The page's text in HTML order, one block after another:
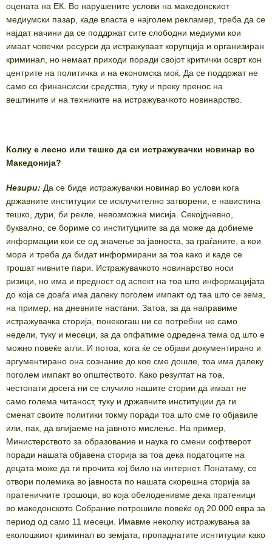
оцената на ЕК. Во нарушените услови на македонскиот
медиумски пазар, каде власта е најголем рекламер, треба да се
најдат начини да се поддржат сите слободни медиуми кои
имаат човечки ресурси да истражуваат корупција и организиран
криминал, но немаат приходи поради својот критички осврт кон
центрите на политичка и на економска моќ. Да се поддржат не
само со финансиски средства, туку и преку пренос на
вештините и на техниките на истражувачкото новинарство.
Колку е лесно или тешко да си истражувачки новинар во
Македонија?
Незири: Да се биде истражувачки новинар во услови кога
државните институции се исклучително затворени, е навистина
тешко, дури, би рекле, невозможна мисија. Секојдневно,
буквално, се бориме со институциите за да може да добиеме
информации кои се од значење за јавноста, за граѓаните, а кои
мора и треба да бидат информирани за тоа како и каде се
трошат нивните пари. Истражувачкото новинарство носи
ризици, но има и предност од аспект на тоа што информацијата
до која се доаѓа има далеку поголем импакт од таа што се зема,
на пример, на дневните настани. Затоа, за да направиме
истражувачка сторија, понекогаш ни се потребни не само
недели, туку и месеци, за да опфатиме одредена тема од што е
можно повеќе агли. И потоа, кога ќе се објави документирано и
аргументирано она сознание до кое сме дошле, тоа има далеку
поголем импакт во општеството. Како резултат на тоа,
честопати досега ни се случило нашите стории да имаат не
само голема читаност, туку и државните институции да ги
сменат своите политики токму поради тоа што сме го објавиле
или, пак, да влијаеме на јавното мислење. На пример,
Министерството за образование и наука го смени софтверот
поради нашата објавена сторија за тоа дека податоците на
децата може да ги прочита кој било на интернет. Понатаму, се
отвори полемика во јавноста по нашата скорешна сторија за
пратеничките трошоци, во која обелоденивме дека пратеници
во македонското Собрание потрошиле повеќе од 20.000 евра за
период од само 11 месеци. Имавме неколку истражувања за
еколошкиот криминал во земјата, пропаднатите иснтитуции како